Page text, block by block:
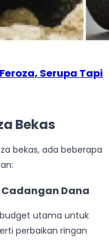
Serupa Tapi
Bekas
bekas, ada beberapa
Dana
budget utama untuk
perbaikan ringan